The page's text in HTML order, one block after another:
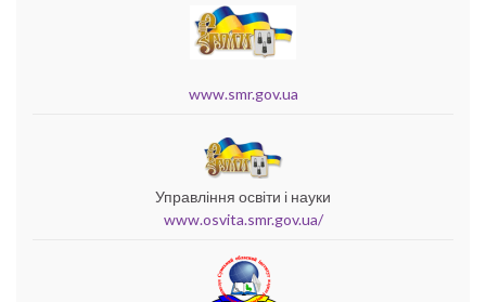
www.smr.gov.ua
Управління освіти і науки
www.osvita.smr.gov.ua/